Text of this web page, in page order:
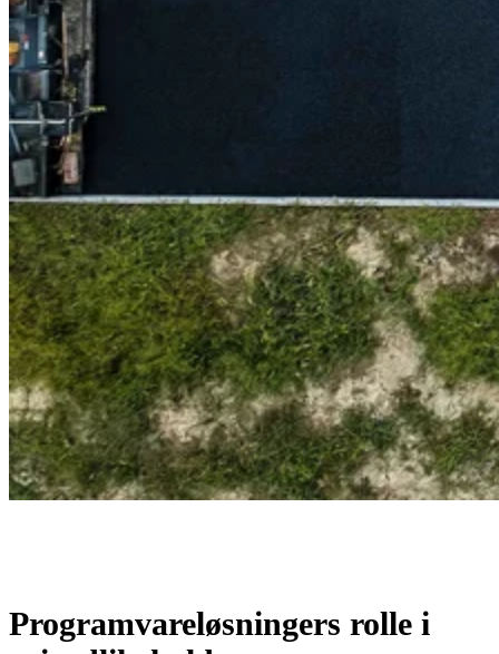
Programvareløsningers rolle i